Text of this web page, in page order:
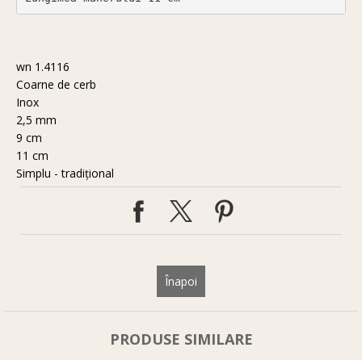
wn 1.4116
Coarne de cerb
Inox
2,5 mm
9 cm
11 cm
Simplu - tradiţional
Înapoi
PRODUSE SIMILARE